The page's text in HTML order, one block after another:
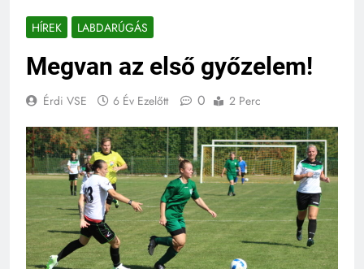
HÍREK LABDARÚGÁS
Megvan az első győzelem!
Érdi VSE 6 Év Ezelőtt 0 2 Perc